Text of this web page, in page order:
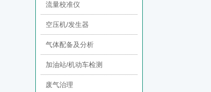
流量校准仪
空压机/发生器
气体配备及分析
加油站/机动车检测
废气治理